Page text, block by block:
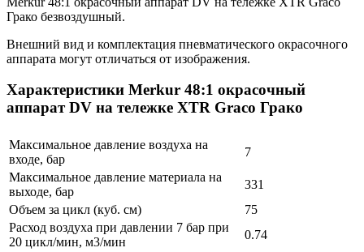
Грако безвоздушный.
Внешний вид и комплектация пневматического окрасочного
аппарата могут отличаться от изображения.
Характеристики Merkur 48:1 окрасочный
аппарат DV на тележке XTR Graco Грако
Максимальное давление воздуха на
входе, бар
7
Максимальное давление материала на
выходе, бар
331
Объем за цикл (куб. см)
75
Расход воздуха при давлении 7 бар при
20 цикл/мин, м3/мин
0.74